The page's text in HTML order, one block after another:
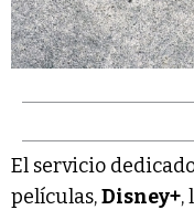
El servicio
películas,Disney+,